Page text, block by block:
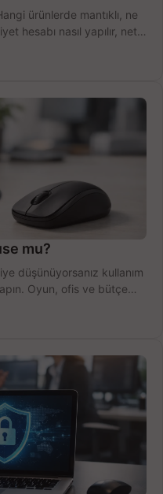
ürünlerde mantıklı, ne
hesabı nasıl yapılır, net
mu?
düşünüyorsanız kullanım
Oyun, ofis ve bütçe